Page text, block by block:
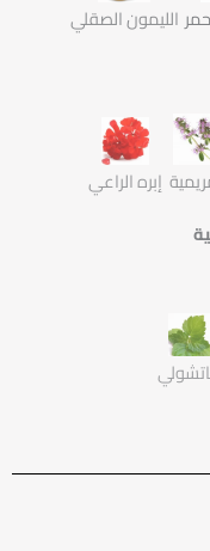
الليمون الصقلي
إبره الراعي